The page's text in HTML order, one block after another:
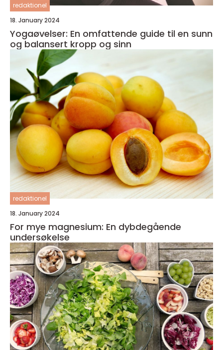
redaktionel
18. January 2024
Yogaøvelser: En omfattende guide til en sunn
og balansert kropp og sinn
redaktionel
18. January 2024
For mye magnesium: En dybdegående
undersøkelse